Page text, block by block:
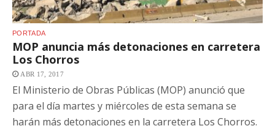
PORTADA
MOP anuncia más detonaciones en carretera
Los Chorros
ABR 17, 2017
El Ministerio de Obras Públicas (MOP) anunció que
para el día martes y miércoles de esta semana se
harán más detonaciones en la carretera Los Chorros.